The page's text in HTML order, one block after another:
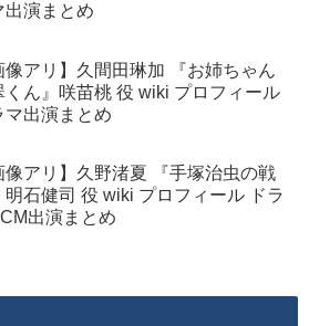
出演まとめ
像アリ】久間田琳加 『お姉ちゃん
くん』咲苗桃 役 wiki プロフィール
マ出演まとめ
像アリ】久野渚夏 『手塚治虫の戦
明石健司 役 wiki プロフィール ドラ
出演まとめ